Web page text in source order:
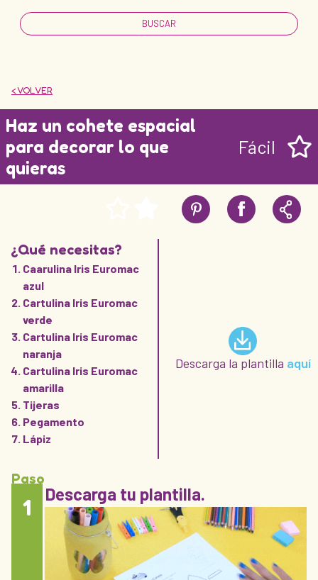
< VOLVER
Haz un cohete espacial
para decorar lo que
quieras
Fácil
¿Qué necesitas?
Caarulina Iris Euromac
azul
Cartulina Iris Euromac
verde
Cartulina Iris Euromac
naranja
Cartulina Iris Euromac
amarilla
Tijeras
Pegamento
Lápiz
Descarga la plantilla aquí
Paso
1 Descarga tu plantilla.